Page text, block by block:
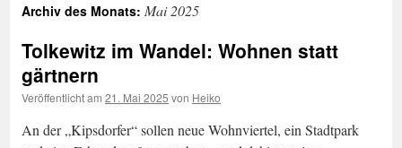
Archiv des Monats: Mai 2025
Tolkewitz im Wandel: Wohnen statt
gärtnern
Veröffentlicht am 21. Mai 2025 von Heiko
An der „Kipsdorfer“ sollen neue Wohnviertel, ein Stadtpark